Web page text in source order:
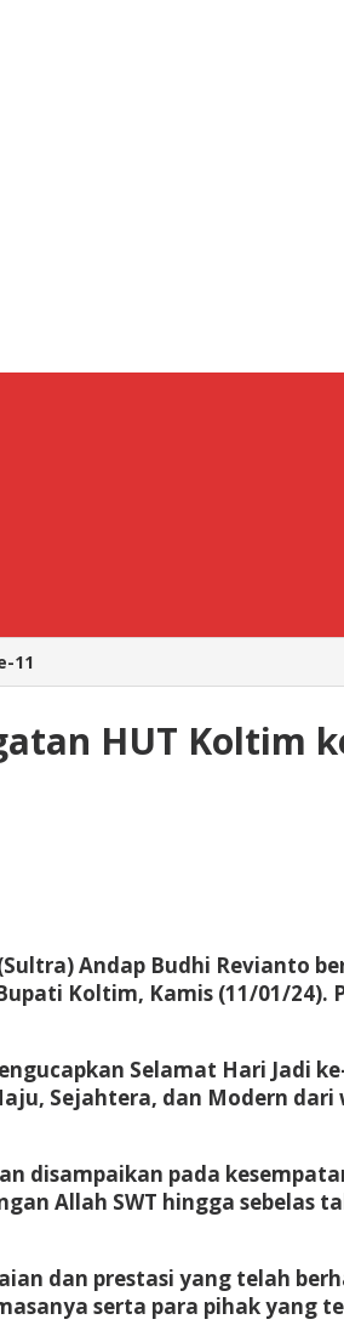
11
HUT Koltim
Andap Budhi Revianto
Koltim, Kamis (11/01/24).
Selamat Hari Jadi
Sejahtera, dan Modern
disampaikan pada
Allah SWT hingga sebelas
dan prestasi yang telah
serta para pihak yang